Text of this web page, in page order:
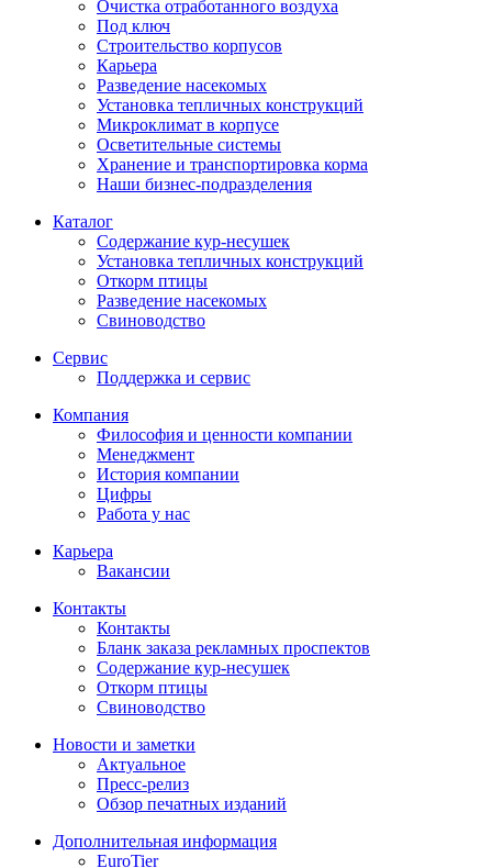
Очистка отработанного воздуха
Под ключ
Строительство корпусов
Карьера
Разведение насекомых
Установка тепличных конструкций
Микроклимат в корпусе
Осветительные системы
Хранение и транспортировка корма
Наши бизнес-подразделения
Каталог
Содержание кур-несушек
Установка тепличных конструкций
Откорм птицы
Разведение насекомых
Свиноводство
Сервис
Поддержка и сервис
Компания
Философия и ценности компании
Менеджмент
История компании
Цифры
Работа у нас
Карьера
Вакансии
Контакты
Контакты
Бланк заказа рекламных проспектов
Содержание кур-несушек
Откорм птицы
Свиноводство
Новости и заметки
Актуальное
Пресс-релиз
Обзор печатных изданий
Дополнительная информация
EuroTier